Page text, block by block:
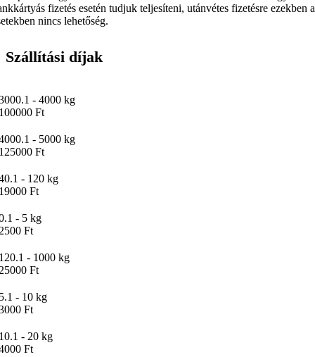
fizetés esetén tudjuk teljesíteni, utánvétes fizetésre ezekben
nincs lehetőség.
Szállítási díjak
- 4000 kg
Ft
- 5000 kg
Ft
- 120 kg
Ft
- 5 kg
Ft
- 1000 kg
Ft
- 10 kg
Ft
- 20 kg
Ft